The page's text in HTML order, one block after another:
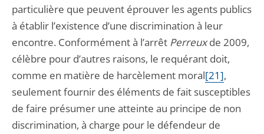
particulière que peuvent éprouver les agents publics
à établir l’existence d’une discrimination à leur
encontre. Conformément à l’arrêt Perreuxde 2009,
célèbre pour d’autres raisons, le requérant doit,
comme en matière de harcèlement moral[21],
seulement fournir des éléments de fait susceptibles
de faire présumer une atteinte au principe de non
discrimination, à charge pour le défendeur de